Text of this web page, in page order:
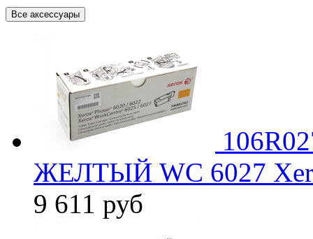
Все аксессуары
ЖЕЛТЫЙ WC 6027
9 611 руб